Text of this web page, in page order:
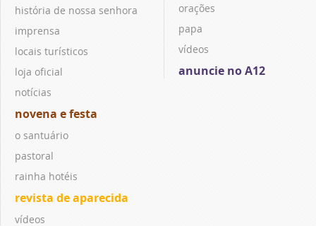
história de nossa senhora
imprensa
locais turísticos
loja oficial
notícias
novena e festa
o santuário
pastoral
rainha hotéis
revista de aparecida
vídeos
orações
papa
vídeos
anuncie no A12